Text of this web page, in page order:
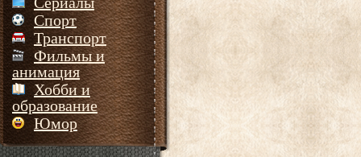
Спорт
Транспорт
Фильмы и
анимация
Хобби и
образование
Юмор